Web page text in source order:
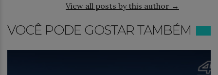
View all posts by this author →
VOCÊ PODE GOSTAR TAMBÉM